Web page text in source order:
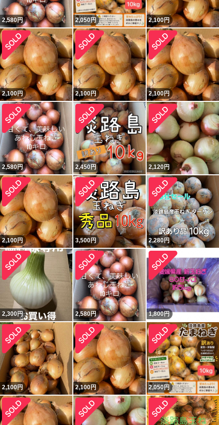
2,580円 2,050円 2,100円
2,100円 2,100円 2,100円
2,580円 2,450円 2,120円
2,100円 3,500円 2,280円
2,300円 2,580円 1,800円
2,100円 2,100円 2,050円